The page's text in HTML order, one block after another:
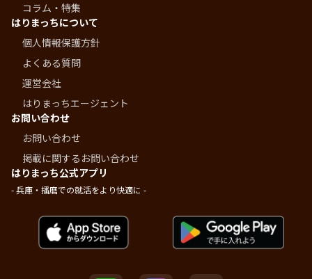
コラム・特集
はりまっちについて
個人情報保護方針
よくある質問
運営会社
はりまっちエージェント
お問い合わせ
お問い合わせ
掲載に関するお問い合わせ
はりまっち公式アプリ
- 兵庫・播磨での就活をより快適に -